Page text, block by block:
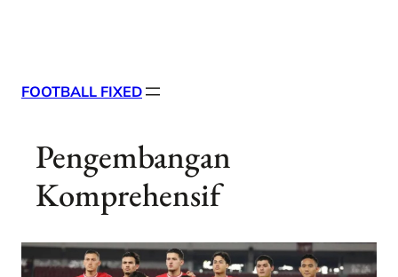
FOOTBALL FIXED
Pengembangan
Komprehensif